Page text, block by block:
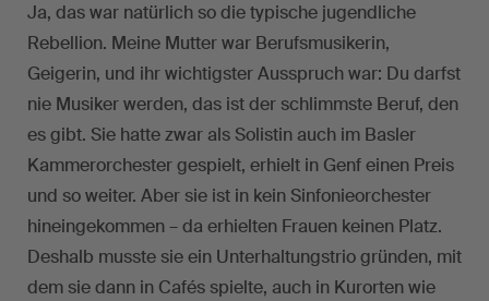
Ja, das war natürlich so die typische jugendliche
Rebellion. Meine Mutter war Berufsmusikerin,
Geigerin, und ihr wichtigster Ausspruch war: Du darfst
nie Musiker werden, das ist der schlimmste Beruf, den
es gibt. Sie hatte zwar als Solistin auch im Basler
Kammerorchester gespielt, erhielt in Genf einen Preis
und so weiter. Aber sie ist in kein Sinfonieorchester
hineingekommen – da erhielten Frauen keinen Platz.
Deshalb musste sie ein Unterhaltungstrio gründen, mit
dem sie dann in Cafés spielte, auch in Kurorten wie